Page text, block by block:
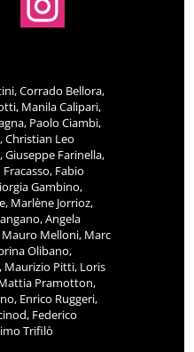
Corrado Bellora,
Manila Calipari,
Paolo Ciambi,
Christian Leo
Giuseppe Farinella,
Fabio
Gambino,
Marlène Jorrioz,
Angela
Mauro Melloni, Marc
Olibano,
Maurizio Pitti, Loris
Pramotton,
Enrico Ruggeri,
Federico
Trifilò